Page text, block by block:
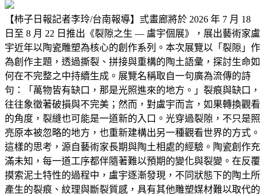
【柿子日報記者李玲/台南報導】弎畫廊將於 2026 年 7 月 18
日至 8 月 22 日推出《裂隙之生 — 盧宇個展》，展出藝術家盧
宇近年以陶瓷雕塑為核心的創作系列。本次展覽以「裂隙」作
為創作主題，透過撕裂、拼接與重構的陶土語彙，探討生命如
何在不完整之中持續生成。展覽名稱取自一句廣為流傳的詩
句：「萬物皆有缺口，那是光照進來的地方。」裂痕與缺口，
往往象徵著破損與不完美；然而，對盧宇而言，如果轉換觀看
的角度，裂縫也可能是一道新的入口。光穿過裂隙，不只是照
亮原本被忽略的地方，也重新建構出另一種觀看世界的方式。
這樣的思考，源自藝術家長期與陶土相處的經驗。陶瓷創作充
滿未知，每一道工序都伴隨著難以預期的變化與裂變。在反覆
摸索泥土特性的過程中，盧宇逐漸發現，不同狀態下的陶土所
產生的裂痕、紋理與斷裂質感，具有其他雕塑媒材難以取代的